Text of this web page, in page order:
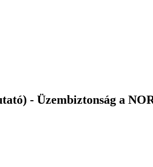
- Üzembiztonság a